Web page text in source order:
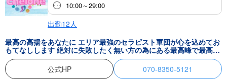
10:00～29:00
出勤12人
最高の高揚をあなたに エリア最強のセラピスト軍団が心を込めてお
もてなしします 絶対に失敗したく無い方の為にある最高峰で最高級
のメンズエステ ◆地域一番の集客力◆ ✴︎プライベート１Rマンショ
ン ✴︎駅から徒歩5分圏内 ✴︎20代〜30代 比較的若めのセラピスト
✴︎ALL日本人 公式HP 070-8350-5121